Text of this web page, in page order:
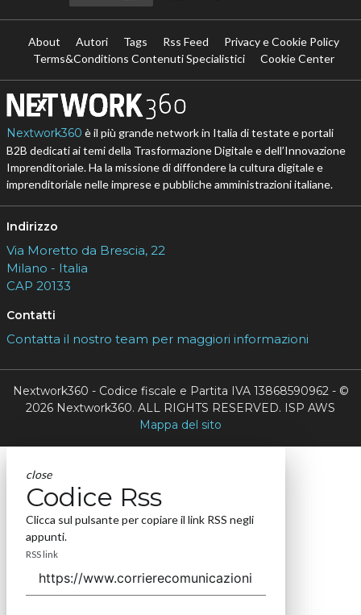
About Autori Tags Rss Feed
Privacy e Cookie Policy
Terms&Conditions Contenuti Specialistici
Cookie Center
Nextwork360 è il più grande network in Italia di testate e portali
B2B dedicati ai temi della Trasformazione Digitale e dell’Innovazione
Imprenditoriale. Ha la missione di diffondere la cultura digitale e
imprenditoriale nelle imprese e pubbliche amministrazioni italiane.
Indirizzo
Via Moretto da Brescia, 22
Milano - Italia
CAP 20133
Contatti
Contatta il nostro team per maggiori informazioni
Nextwork360 - Codice fiscale e Partita IVA 13868590962 - ©
2026 Nextwork360. ALL RIGHTS RESERVED. ISP AWS
Mappa del sito
close
Codice Rss
Clicca sul pulsante per copiare il link RSS negli
appunti.
RSS link